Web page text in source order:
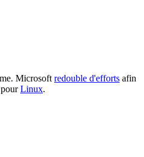
Microsoft redouble d'efforts afin
Linux.